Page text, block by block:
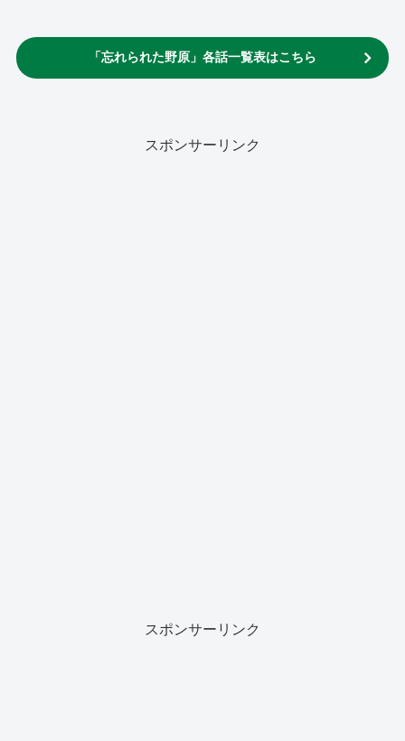
「忘れられた野原」各話一覧表はこちら
スポンサーリンク
スポンサーリンク